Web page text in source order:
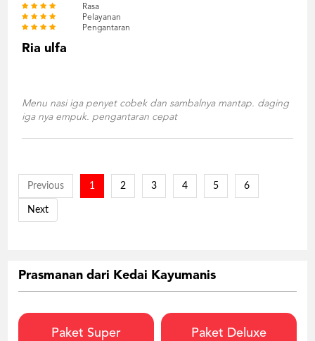
Rasa
Pelayanan
Pengantaran
Ria ulfa
Menu nasi iga penyet cobek dan sambalnya mantap. daging
iga nya empuk. pengantaran cepat
Previous 1 2 3 4 5 6
Next
Prasmanan dari Kedai Kayumanis
Paket Super Paket Deluxe